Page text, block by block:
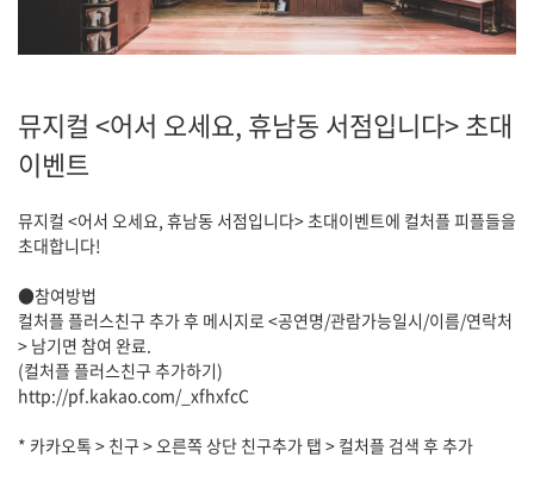
뮤지컬 <어서 오세요, 휴남동 서점입니다> 초대
이벤트
뮤지컬 <어서 오세요, 휴남동 서점입니다> 초대이벤트에 컬처플 피플들을
초대합니다!
●참여방법
컬처플 플러스친구 추가 후 메시지로 <공연명/관람가능일시/이름/연락처
> 남기면 참여 완료.
(컬처플 플러스친구 추가하기)
http://pf.kakao.com/_xfhxfcC
* 카카오톡 > 친구 > 오른쪽 상단 친구추가 탭 > 컬처플 검색 후 추가